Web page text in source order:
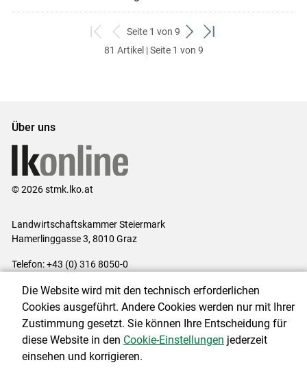
zum
ersten
zurück
zum
Seite 1 von 9
weiter
zum
zum
81 Artikel | Seite 1 von 9
Über uns
© 2026 stmk.lko.at
Landwirtschaftskammer Steiermark
Hamerlinggasse 3, 8010 Graz
Telefon: +43 (0) 316 8050-0
Impressum|Kontakt|Datenschutzerklärung|Barrierefreiheit|
Cookie-Einstellungen
Die Website wird mit den technisch erforderlichen
Cookies ausgeführt. Andere Cookies werden nur mit Ihrer
Zustimmung gesetzt. Sie können Ihre Entscheidung für
diese Website in den Cookie-Einstellungen jederzeit
einsehen und korrigieren.